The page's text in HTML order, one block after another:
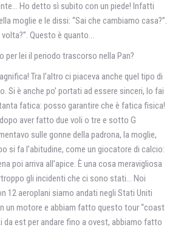
Ho detto sì subito con un piede! Infatti
moglie e le dissi: “Sai che cambiamo casa?”.
Questo è quanto…
per lei il periodo trascorso nella Pan?
Tra l’altro ci piaceva anche quel tipo di
Si è anche po’ portati ad essere sinceri, lo fai
fatica: posso garantire che è fatica fisica!
aver fatto due voli o tre e sotto G
sulle gonne della padrona, la moglie,
si fa l’abitudine, come un giocatore di calcio:
poi arriva all’apice. È una cosa meravigliosa
gli incidenti che ci sono stati… Noi
12 aeroplani siamo andati negli Stati Uniti
un motore e abbiam fatto questo tour “coast
est per andare fino a ovest, abbiamo fatto